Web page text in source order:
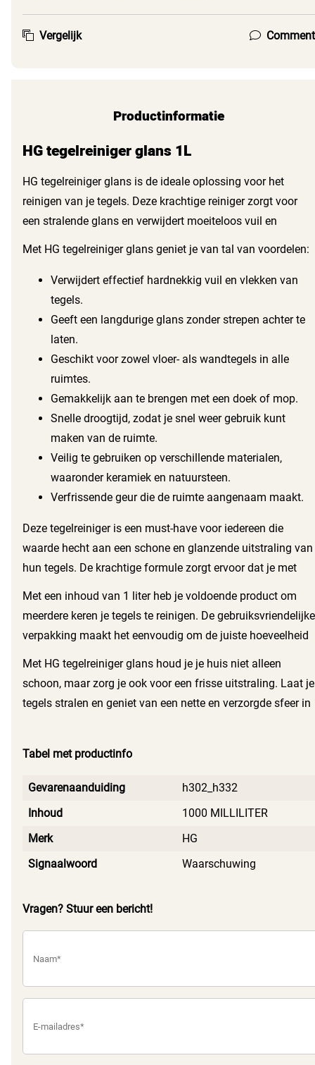
Vergelijk Comment
Productinformatie
HG tegelreiniger glans 1L
HG tegelreiniger glans is de ideale oplossing voor het
reinigen van je tegels. Deze krachtige reiniger zorgt voor
een stralende glans en verwijdert moeiteloos vuil en
Met HG tegelreiniger glans geniet je van tal van voordelen:
Verwijdert effectief hardnekkig vuil en vlekken van
tegels.
Geeft een langdurige glans zonder strepen achter te
laten.
Geschikt voor zowel vloer- als wandtegels in alle
ruimtes.
Gemakkelijk aan te brengen met een doek of mop.
Snelle droogtijd, zodat je snel weer gebruik kunt
maken van de ruimte.
Veilig te gebruiken op verschillende materialen,
waaronder keramiek en natuursteen.
Verfrissende geur die de ruimte aangenaam maakt.
Deze tegelreiniger is een must-have voor iedereen die
waarde hecht aan een schone en glanzende uitstraling van
hun tegels. De krachtige formule zorgt ervoor dat je met
Met een inhoud van 1 liter heb je voldoende product om
meerdere keren je tegels te reinigen. De gebruiksvriendelijke
verpakking maakt het eenvoudig om de juiste hoeveelheid
Met HG tegelreiniger glans houd je je huis niet alleen
schoon, maar zorg je ook voor een frisse uitstraling. Laat je
tegels stralen en geniet van een nette en verzorgde sfeer in
Tabel met productinfo
Gevarenaanduiding
h302_h332
Inhoud
1000 MILLILITER
Merk
HG
Signaalwoord
Waarschuwing
Vragen? Stuur een bericht!